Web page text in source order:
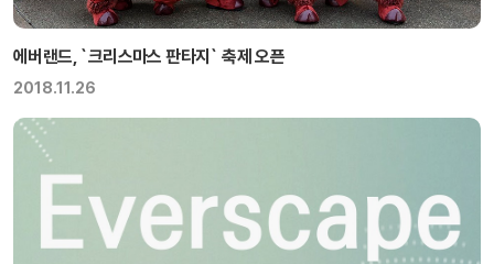
에버랜드, `크리스마스 판타지` 축제 오픈
2018.11.26